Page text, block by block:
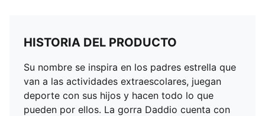
HISTORIA DEL PRODUCTO
Su nombre se inspira en los padres estrella que
van a las actividades extraescolares, juegan
deporte con sus hijos y hacen todo lo que
pueden por ellos. La gorra Daddio cuenta con